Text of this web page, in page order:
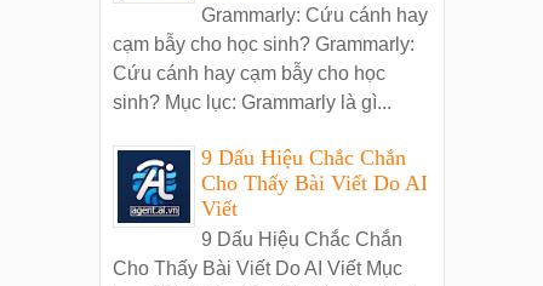
Grammarly: Cứu cánh hay
cạm bẫy cho học sinh? Grammarly:
Cứu cánh hay cạm bẫy cho học
sinh? Mục lục: Grammarly là gì...
9 Dấu Hiệu Chắc Chắn
Cho Thấy Bài Viết Do AI
Viết
9 Dấu Hiệu Chắc Chắn
Cho Thấy Bài Viết Do AI Viết Mục